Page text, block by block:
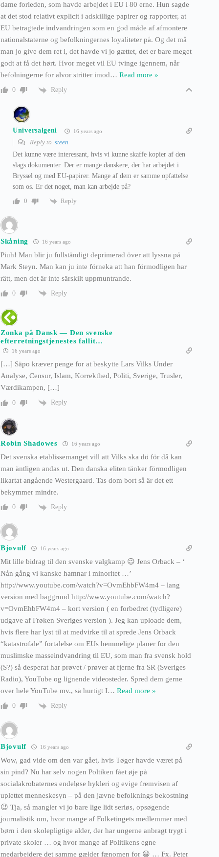
dame forleden, som havde arbejdet i EU i 80 erne. Hun sagde
at det stod relativt explicit i adskillige papirer og rapporter, at
EU betragtede indvandringen som en god måde af afmontere
nationalstaterne og befolkningernes loyaliteter på. Og det må
man jo give dem ret i, det havde vi jo gættet, det er bare meget
godt at få det hørt. Hvor meget vil EU tvinge igennem, når
befolningerne for alvor stritter imod… Read more »
0 Reply
Universalgeni 16 years ago
Reply to steen
Det kunne være interessant, hvis vi kunne skaffe kopier af den
slags dokumenter. Der er mange danskere, der har arbejdet i
Bryssel og med EU-papirer. Mange af dem er samme opfattelse
som os. Er det noget, man kan arbejde på?
0
Reply
Skåning 16 years ago
Piuh! Man blir ju fullständigt deprimerad över att lyssna på
Mark Steyn. Man kan ju inte förneka att han förmodligen har
rätt, men det är inte särskilt uppmuntrande.
0 Reply
Zonka på Dansk — Den svenske
efterretningstjenestes fallit…
16 years ago
[…] Säpo kræver penge for at beskytte Lars Vilks Under
Analyse, Censur, Islam, Korrekthed, Politi, Sverige, Trusler,
Værdikampen, […]
0 Reply
Robin Shadowes 16 years ago
Det svenska etablissemanget vill att Vilks ska dö för då kan
man äntligen andas ut. Den danska eliten tänker förmodligen
likartat angående Westergaard. Tas dom bort så är det ett
bekymmer mindre.
0 Reply
Bjovulf 16 years ago
Mit lille bidrag til den svenske valgkamp 😉 Jens Orback – ‘
Nån gång vi kanske hamnar i minoritet …’
http://www.youtube.com/watch?v=OvmEhbFW4m4 – lang
version med baggrund http://www.youtube.com/watch?
v=OvmEhbFW4m4 – kort version ( en forbedret (tydligere)
udgave af Frøken Sveriges version ). Jeg kan uploade dem,
hvis flere har lyst til at medvirke til at sprede Jens Orback
“katastrofale” fortalelse om EUs hemmelige planer for den
muslimske masseindvandring til EU, som man fra svensk hold
(S?) så desperat har prøvet / prøver at fjerne fra SR (Sveriges
Radio), YouTube og lignende videosteder. Spred dem gerne
over hele YouTube mv., så hurtigt I… Read more »
0 Reply
Bjovulf 16 years ago
Wow, gad vide om den var gået, hvis Tøger havde været på
sin pind? Nu har selv nogen Poltiken fået øje på
socialakrobaternes endeløse hykleri og evige fremvisen af
uplettet menneskesyn – på den jævne befolknings bekostning
😉 Tja, så mangler vi jo bare lige lidt seriøs, opsøgende
journalistik om, hvor mange af Folketingets medlemmer med
børn i den skolepligtige alder, der har ungerne anbragt trygt i
private skoler … og hvor mange af Politikens egne
medarbejdere det samme gælder fænomen for 😀 … Fx. Peter